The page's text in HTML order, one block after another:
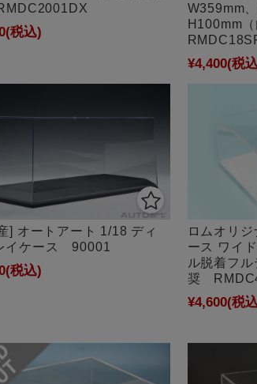
(税込)
W359mm
H100mm（
¥4,400(税
] オートアート 1/18 ディ
イケース 90001
(税込)
ロムオリ
ース ワイ
ル脱着フ
奨
¥4,600(税